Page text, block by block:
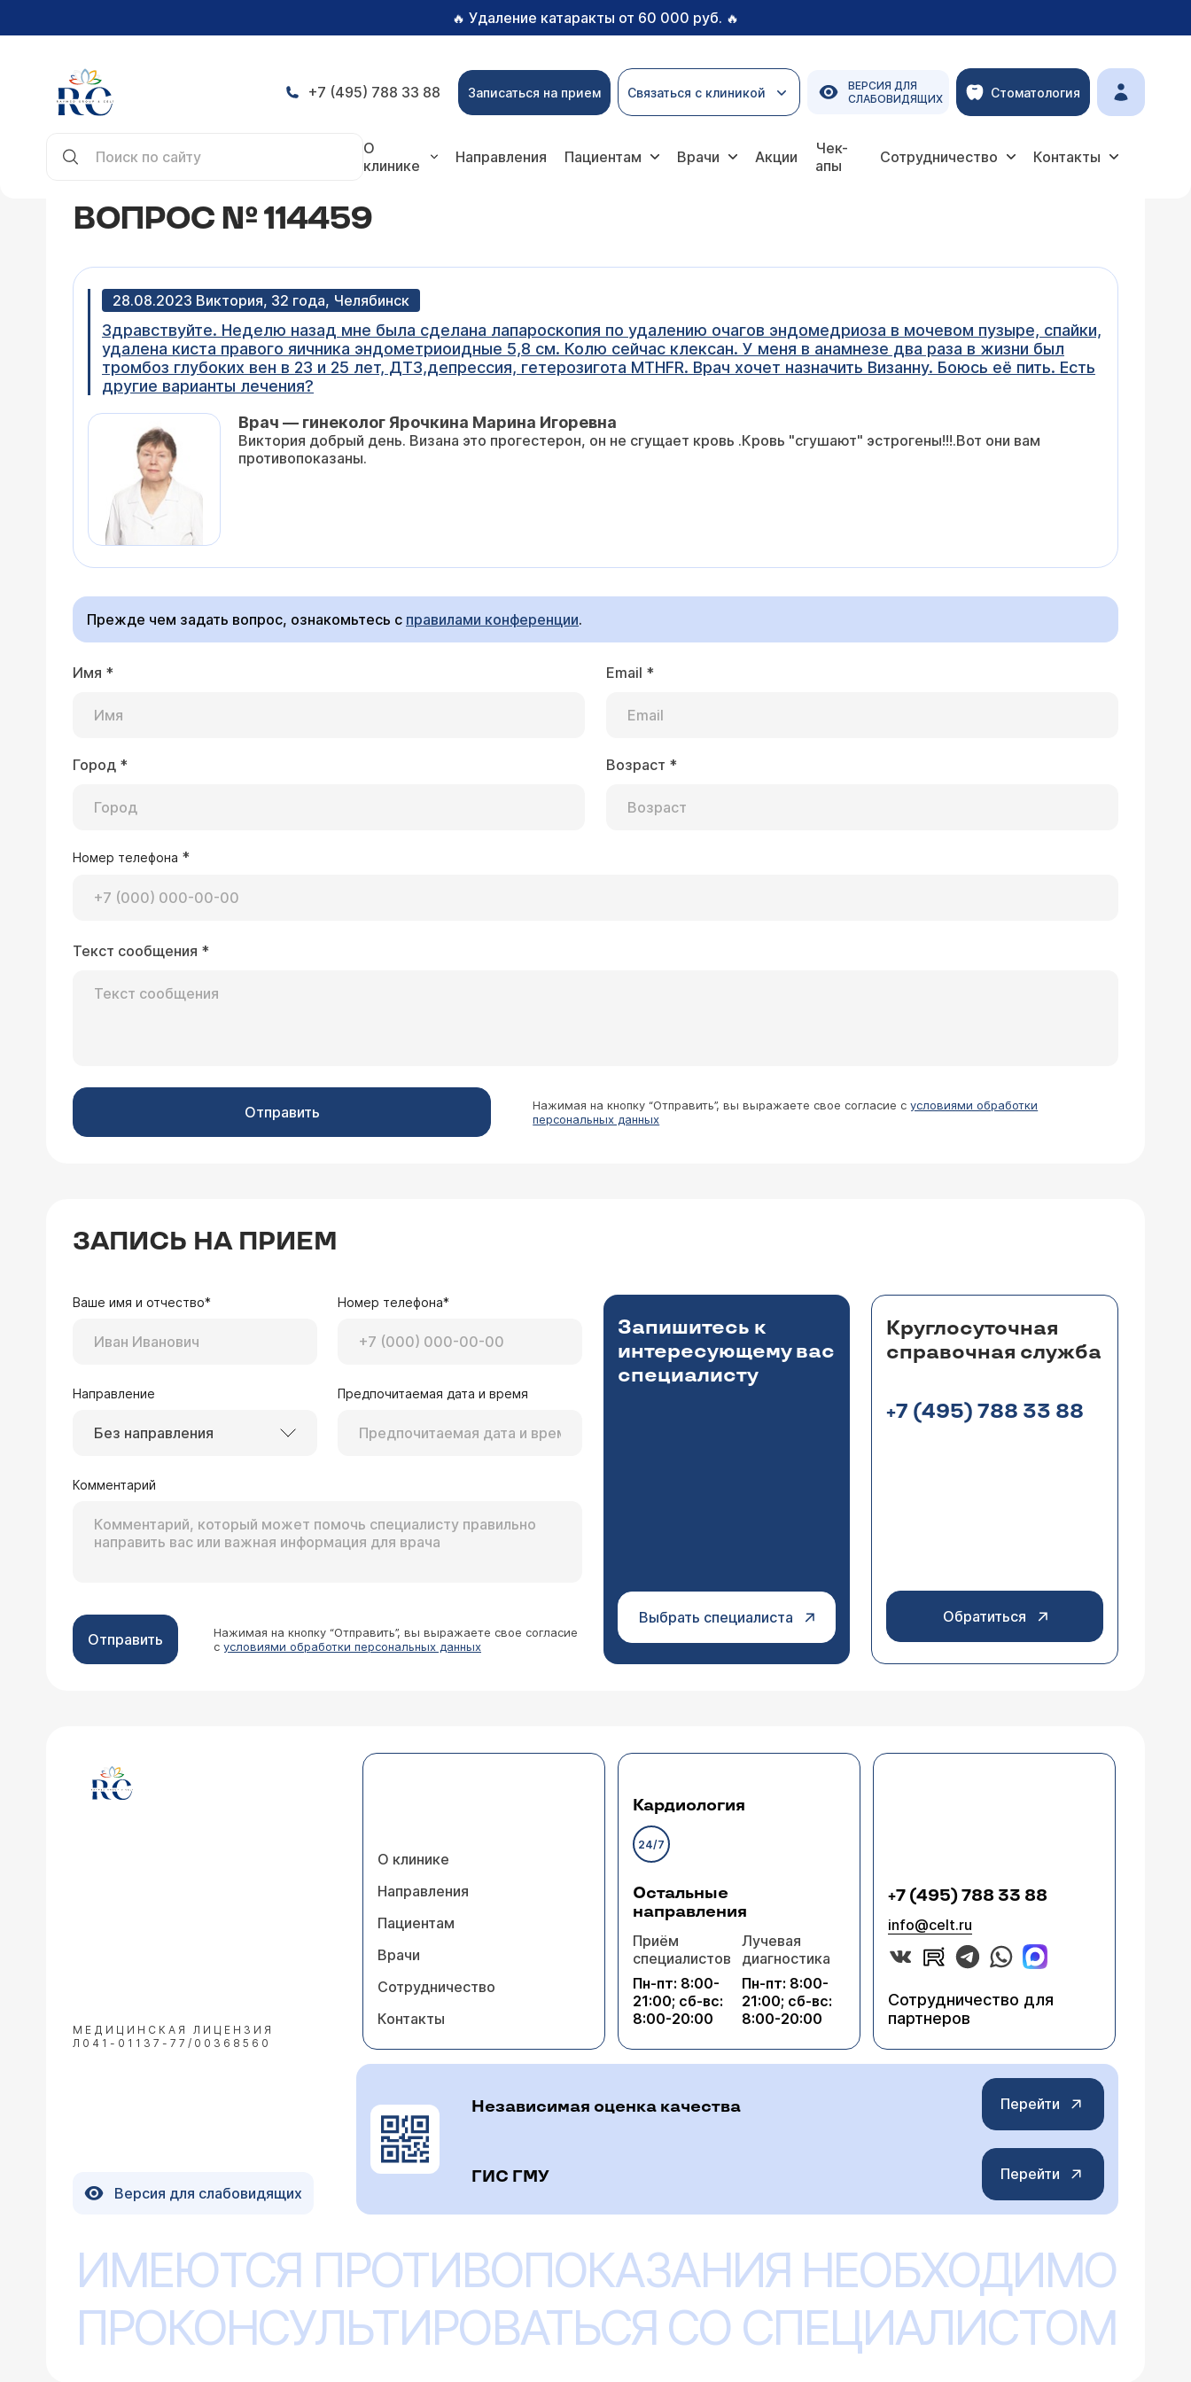
🔥 Удаление катаракты от 60 000 руб. 🔥
+7 (495) 788 33 88 Записаться на прием Связаться с клиникой
ВЕРСИЯ ДЛЯ
СЛАБОВИДЯЩИХ
Стоматология
О
клинике
Направления Пациентам Врачи Акции
Чек-
апы
Сотрудничество Контакты
ВОПРОС № 114459
28.08.2023 Виктория, 32 года, Челябинск
Здравствуйте. Неделю назад мне была сделана лапароскопия по удалению очагов эндомедриоза в мочевом пузыре, спайки,
удалена киста правого яичника эндометриоидные 5,8 см. Колю сейчас клексан. У меня в анамнезе два раза в жизни был
тромбоз глубоких вен в 23 и 25 лет, ДТЗ,депрессия, гетерозигота MTHFR. Врач хочет назначить Визанну. Боюсь её пить. Есть
другие варианты лечения?
Врач — гинеколог Ярочкина Марина Игоревна
Виктория добрый день. Визана это прогестерон, он не сгущает кровь .Кровь "сгушают" эстрогены!!!.Вот они вам
противопоказаны.
Прежде чем задать вопрос, ознакомьтесь с правилами конференции.
Имя * Email *
Город * Возраст *
Номер телефона *
Текст сообщения *
Отправить Нажимая на кнопку “Отправить”, вы выражаете свое согласие сусловиями обработки
персональных данных
ЗАПИСЬ НА ПРИЕМ
Ваше имя и отчество* Номер телефона*
Направление
Без направления
Предпочитаемая дата и время
Комментарий
Отправить
Нажимая на кнопку “Отправить”, вы выражаете свое согласие
с условиями обработки персональных данных
Запишитесь к
интересующему вас
специалисту
Выбрать специалиста
Круглосуточная
справочная служба
+7 (495) 788 33 88
Обратиться
МЕДИЦИНСКАЯ ЛИЦЕНЗИЯ
Л041-01137-77/00368560
О клинике
Направления
Пациентам
Врачи
Сотрудничество
Контакты
Кардиология
24/7
Остальные
направления
Приём
специалистов
Пн-пт: 8:00-
21:00; сб-вс:
8:00-20:00
Лучевая
диагностика
Пн-пт: 8:00-
21:00; сб-вс:
8:00-20:00
+7 (495) 788 33 88
info@celt.ru
Сотрудничество для
партнеров
Версия для слабовидящих
Независимая оценка качества Перейти
ГИС ГМУ Перейти
ИМЕЮТСЯ ПРОТИВОПОКАЗАНИЯ НЕОБХОДИМО
ПРОКОНСУЛЬТИРОВАТЬСЯ СО СПЕЦИАЛИСТОМ